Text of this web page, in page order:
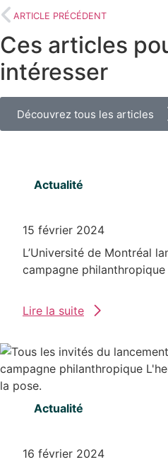
ARTICLE PRÉCÉDENT
Ces articles
intéresser
Découvrez tous les articles
Actualité
15 février 2024
L’Université de Montréal
campagne
Lire la suite
Actualité
16 février 2024